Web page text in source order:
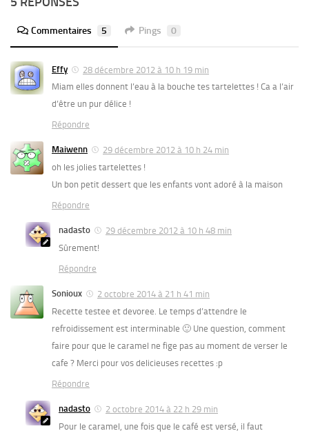
Commentaires 5 Pings 0
Effy
28 décembre 2012 à 10 h 19 min
Miam elles donnent l’eau à la bouche tes tartelettes ! Ca a l’air
d’être un pur délice !
Répondre
Maiwenn
29 décembre 2012 à 10 h 24 min
oh les jolies tartelettes !
Un bon petit dessert que les enfants vont adoré à la maison
Répondre
nadasto
29 décembre 2012 à 10 h 48 min
Sûrement!
Répondre
Sonioux
2 octobre 2014 à 21 h 41 min
Recette testee et devoree. Le temps d’attendre le
refroidissement est interminable 🙂 Une question, comment
faire pour que le caramel ne fige pas au moment de verser le
cafe ? Merci pour vos delicieuses recettes :p
Répondre
nadasto
2 octobre 2014 à 22 h 29 min
Pour le caramel, une fois que le café est versé, il faut